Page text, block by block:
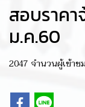
สอบราคา
ม.ค.60
2047 จำนวนผู้เข้าชม